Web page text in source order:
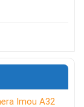
Imou A32